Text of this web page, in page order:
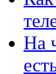
На